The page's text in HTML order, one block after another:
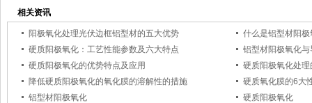
相关资讯
阳极氧化处理光伏边框铝型材的五大优势
什么是铝型材阳
硬质阳极氧化：工艺性能参数及六大特点
铝型材阳极氧化
硬质阳极氧化的优势特点及应用
硬质阳极氧化处
降低硬质阳极氧化的氧化膜的溶解性的措施
硬质氧化膜的6大
铝型材阳极氧化
硬质阳极氧化